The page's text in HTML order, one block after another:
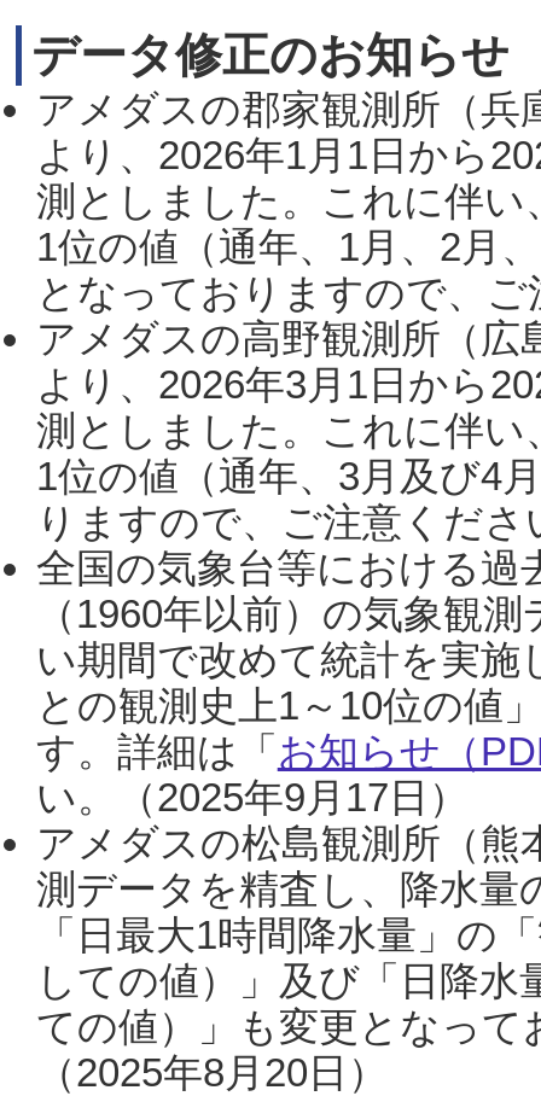
データ修正のお知らせ
アメダスの郡家観測所（
より、2026年1月1日から
測としました。これに伴い
1位の値（通年、1月、2月
となっておりますので、
アメダスの高野観測所（
より、2026年3月1日から
測としました。これに伴い
1位の値（通年、3月及び4
りますので、ご注意くだ
全国の気象台等における過
（1960年以前）の気象観
い期間で改めて統計を実
との観測史上1～10位の値
す。詳細は「 お知らせ（
い。（2025年9月17日）
アメダスの松島観測所（熊
測データを精査し、降水
「日最大1時間降水量」の
しての値）」及び「日降
ての値）」も変更となっ
（2025年8月20日）